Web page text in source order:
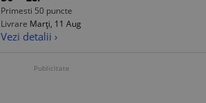
Primesti 50 puncte
Livrare Marți, 11 Aug
Vezi detalii ›
Publicitate